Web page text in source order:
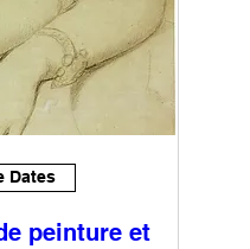
Dates
peinture et